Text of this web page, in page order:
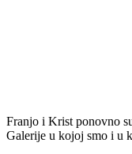
Franjo i Krist ponovno
Galerije u kojoj smo i u